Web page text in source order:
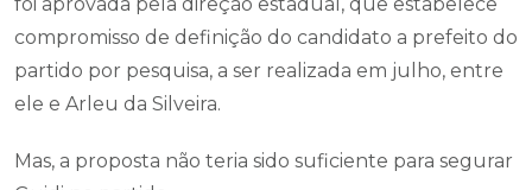
compromisso de definição do candidato a prefeito do
partido por pesquisa, a ser realizada em julho, entre
ele e Arleu da Silveira.
Mas, a proposta não teria sido suficiente para segurar